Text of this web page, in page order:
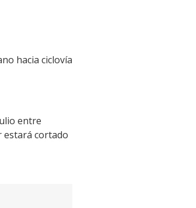
hacia ciclovía
entre
estará cortado